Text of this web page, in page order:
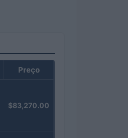
Preço
$83,270.00